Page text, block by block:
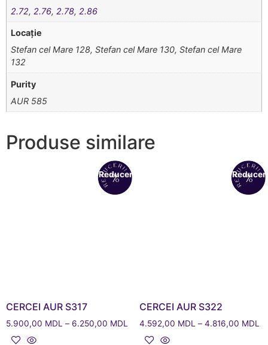
2.72, 2.76, 2.78, 2.86
Locație
Stefan cel Mare 128, Stefan cel Mare 130, Stefan cel Mare
132
Purity
AUR 585
Produse similare
Reduceri!
CERCEI AUR S317
5.900,00 MDL – 6.250,00 MDL
CERCEI AUR S322
4.592,00 MDL – 4.816,00 MDL